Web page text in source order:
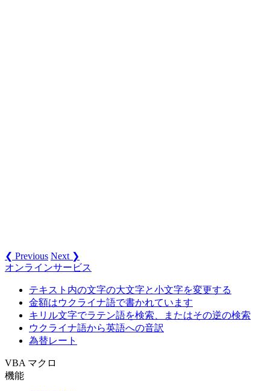
❮ Previous Next ❯
オンラインサービス
テキスト内の文字の大文字と小文字を変更する
金額はウクライナ語で書かれています
キリル文字でラテン語を検索、またはその逆の検索
ウクライナ語から英語への音訳
為替レート
VBA マクロ
機能